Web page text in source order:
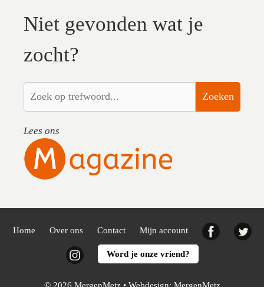
Niet gevonden wat je
zocht?
Zoeken
Lees ons
Home Over ons Contact Mijn account Facebook
InstagramWord je onze vriend?